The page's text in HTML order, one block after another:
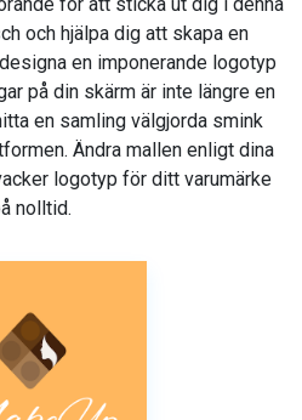
och hjälpa dig att skapa en
en imponerande logotyp
på din skärm är inte längre en
en samling välgjorda smink
Ändra mallen enligt dina
logotyp för ditt varumärke
nolltid.